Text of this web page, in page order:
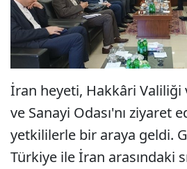
İran heyeti, Hakkâri Valiliği
ve Sanayi Odası'nı ziyaret
yetkililerle bir araya geldi.
Türkiye ile İran arasındaki